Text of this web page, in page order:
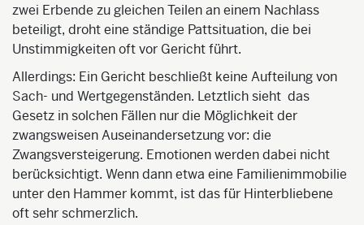
zwei Erbende zu gleichen Teilen an einem Nachlass
beteiligt, droht eine ständige Pattsituation, die bei
Unstimmigkeiten oft vor Gericht führt.
Allerdings: Ein Gericht beschließt keine Aufteilung von
Sach- und Wertgegenständen. Letztlich sieht das
Gesetz in solchen Fällen nur die Möglichkeit der
zwangsweisen Auseinandersetzung vor: die
Zwangsversteigerung. Emotionen werden dabei nicht
berücksichtigt. Wenn dann etwa eine Familienimmobilie
unter den Hammer kommt, ist das für Hinterbliebene
oft sehr schmerzlich.